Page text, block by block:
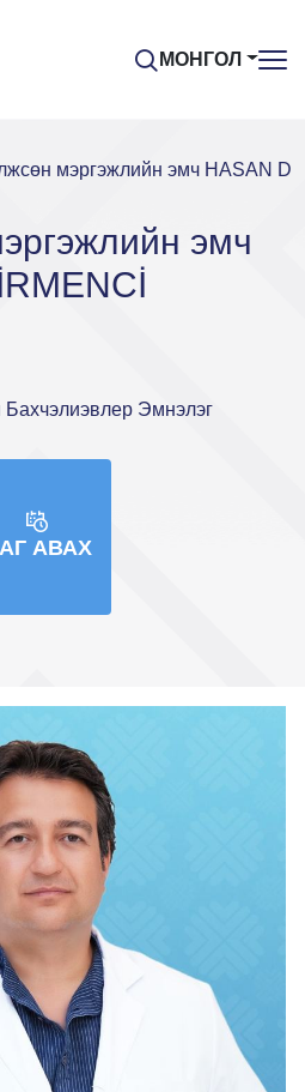
МОНГОЛ
мэргэжлийн эмч HASAN
эмч
Эмнэлэг
АВАХ